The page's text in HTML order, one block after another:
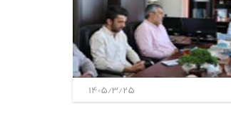
1405/3/25